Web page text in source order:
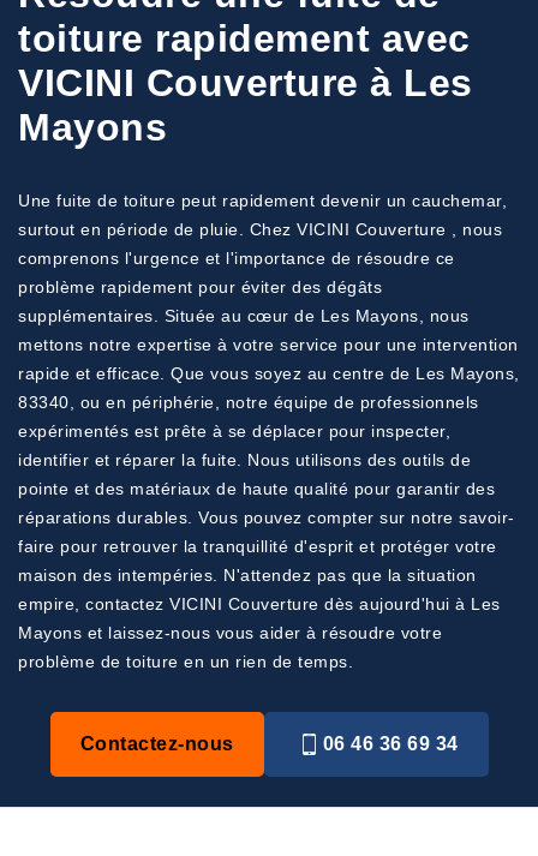
toiture rapidement avec
VICINI Couverture à Les
Mayons
Une fuite de toiture peut rapidement devenir un cauchemar,
surtout en période de pluie. Chez VICINI Couverture , nous
comprenons l'urgence et l'importance de résoudre ce
problème rapidement pour éviter des dégâts
supplémentaires. Située au cœur de Les Mayons, nous
mettons notre expertise à votre service pour une intervention
rapide et efficace. Que vous soyez au centre de Les Mayons,
83340, ou en périphérie, notre équipe de professionnels
expérimentés est prête à se déplacer pour inspecter,
identifier et réparer la fuite. Nous utilisons des outils de
pointe et des matériaux de haute qualité pour garantir des
réparations durables. Vous pouvez compter sur notre savoir-
faire pour retrouver la tranquillité d'esprit et protéger votre
maison des intempéries. N'attendez pas que la situation
empire, contactez VICINI Couverture dès aujourd'hui à Les
Mayons et laissez-nous vous aider à résoudre votre
problème de toiture en un rien de temps.
Contactez-nous 06 46 36 69 34